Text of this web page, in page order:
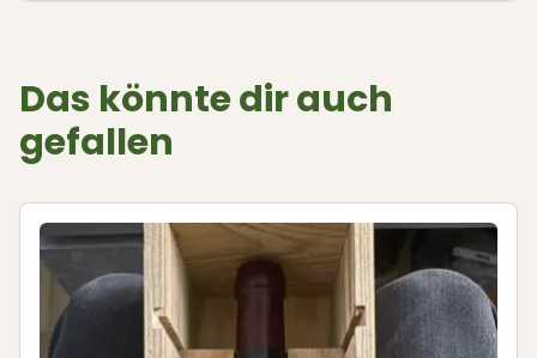
Das könnte dir auch
gefallen